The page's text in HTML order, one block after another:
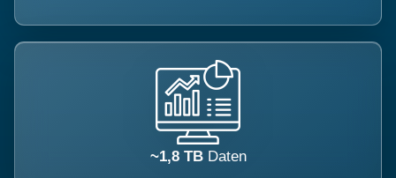
~1,8 TB Daten